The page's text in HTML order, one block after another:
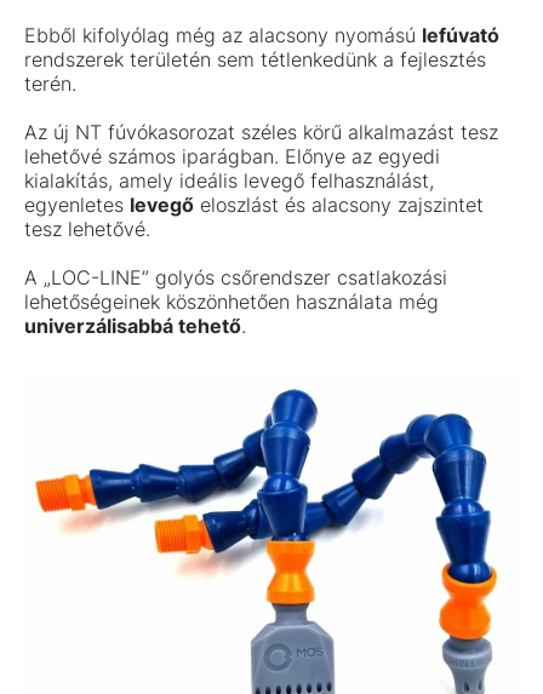
Ebből kifolyólag még az alacsony nyomású lefúvató
rendszerek területén sem tétlenkedünk a fejlesztés
terén.
Az új NT fúvókasorozat széles körű alkalmazást tesz
lehetővé számos iparágban. Előnye az egyedi
kialakítás, amely ideális levegő felhasználást,
egyenletes levegő eloszlást és alacsony zajszintet
tesz lehetővé.
A „LOC-LINE” golyós csőrendszer csatlakozási
lehetőségeinek köszönhetően használata még
univerzálisabbá tehető.